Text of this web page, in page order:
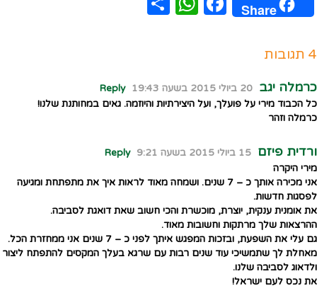
Share
4 תגובות
כרמלה יגב 20 ביולי 2015 בשעה 19:43
Reply
כל הכבוד מירי על פועלך, ועל היצירתיות והיוזמה. גאים במחותנת שלנו!
כרמלה וזהר
ורדית פיזם 15 ביולי 2015 בשעה 9:21
Reply
מירי היקרה
אני מכירה אותך כ – 7 שנים. ושמחה מאוד לראות איך את מתפתחת ומגיעה
לפסגות חדשות.
את אומנית ענקית, יוצרת, מוכשרת והכי חשוב שאת דואגת לסביבה.
ההרצאות שלך מרתקות וחשובות מאוד.
גם עלי את השפעת, ובזכות המפגש איתך לפני כ – 7 שנים אני ממחזרת הכל.
מאחלת לך שתמשיכי עוד שנים רבות עם שרגא בעלך המקסים להתפתח ליצור
ולדאוג לסביבה שלנו.
את נכס לעם ישראל!